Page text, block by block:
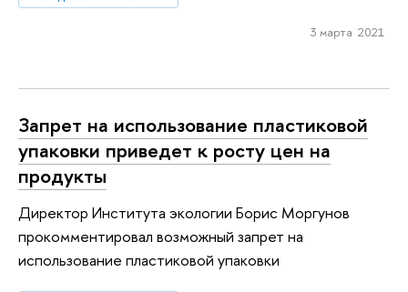
3 марта 2021
Запрет на использова­ние пластиковой
упаковки приведет к росту цен на
продукты
Директор Института экологии Борис Моргунов
прокомментировал возможный запрет на
использование пластиковой упаковки